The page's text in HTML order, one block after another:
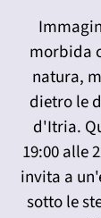
morbida
natura,
dietro le
d'Itria.
19:00 alle
invita a
sotto le